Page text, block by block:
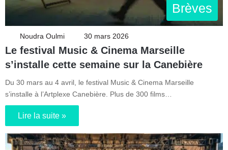
Brèves
Noudra Oulmi 30 mars 2026
Le festival Music & Cinema Marseille
s’installe cette semaine sur la Canebière
Du 30 mars au 4 avril, le festival Music & Cinema Marseille
s’installe à l’Artplexe Canebière. Plus de 300 films…
Lire la suite »